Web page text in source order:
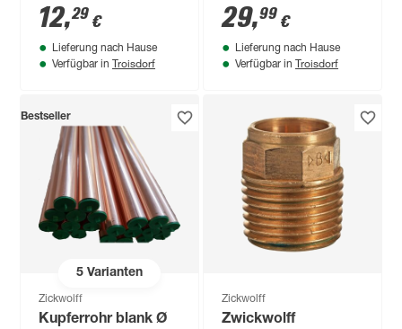
12,29 €
Lieferung nach Hause
Verfügbar in Troisdorf
mm (3/4")
29,99 €
Lieferung nach Hause
Verfügbar in Troisdorf
5Varianten
Bestseller
Zickwolff
Kupferrohr blank Ø
Zickwolff
Zwickwolff